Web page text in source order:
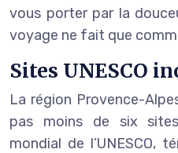
vous porter par la
voyage ne fait que
Sites UNESCO
La région Provence-
pas moins de six
mondial de l’UNESCO,